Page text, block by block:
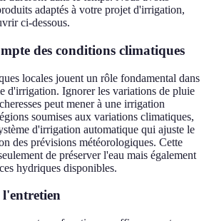
adaptés à votre projet d'irrigation,
ci-dessous.
des conditions climatiques
locales jouent un rôle fondamental dans
d'irrigation. Ignorer les variations de pluie
peut mener à une irrigation
soumises aux variations climatiques,
d'irrigation automatique qui ajuste le
des prévisions météorologiques. Cette
de préserver l'eau mais également
hydriques disponibles.
l'entretien